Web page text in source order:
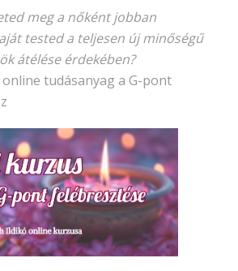
meg a nőként jobban
tested a teljesen új minőségű
átélése érdekében?
online tudásanyag a G-pont